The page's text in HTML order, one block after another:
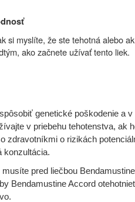
si myslíte, že ste tehotná alebo
ako začnete užívať tento liek.
genetické poškodenie a
v priebehu tehotenstva, ak
zdravotníkmi o rizikách
konzultácia.
pred liečbou
Bendamustine Accord